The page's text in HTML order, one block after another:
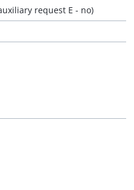
request E - no)